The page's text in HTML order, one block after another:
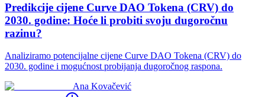
Predikcije cijene Curve DAO Tokena (CRV) do
2030. godine: Hoće li probiti svoju dugoročnu
razinu?
Analiziramo potencijalne cijene Curve DAO Tokena (CRV) do
2030. godine i mogućnost probijanja dugoročnog raspona.
Ana Kovačević